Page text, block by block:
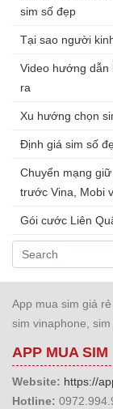
sim số đẹp
Tại sao người
Video hướng dẫn
ra
Xu hướng chọn
Định giá sim số
Chuyển mạng
trước Vina, Mobi
Gói cước Liên
App mua sim giá
sim vinaphone, sim
APP MUA SIM
Website: https://
Hotline: